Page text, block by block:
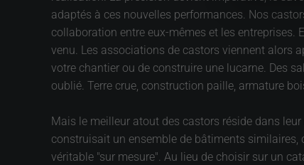
adaptés à ces nouvelles performances. Nos
collaboration entre eux-mêmes et les
venu. Les associations de castors viennent alors
votre chantier ou de construire une lucarne. Des
oublié. Terre crue, construction paille, armature
Mais le meilleur atout des castors réside dans
construisait un ensemble de bâtiments
véritable "sur mesure". Au lieu de choisir sur un